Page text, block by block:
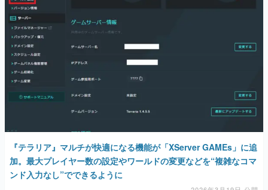
『テラリア』マルチが快適になる機能が「XServer GAMEs」に追
加。最大プレイヤー数の設定やワールドの変更などを“複雑なコマ
ンド入力なし”でできるように